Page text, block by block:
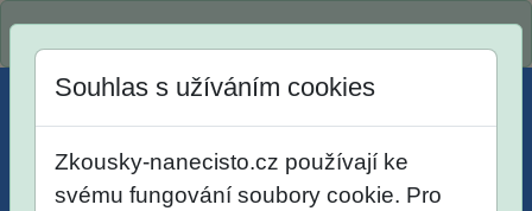
Souhlas s užíváním cookies
Zkousky-nanecisto.cz používají ke
svému fungování soubory cookie. Pro